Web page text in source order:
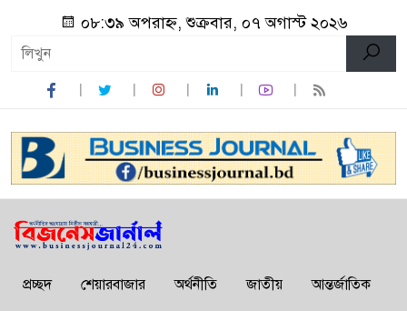
০৮:৩৯ অপরাহ্ন, শুক্রবার, ০৭ অগাস্ট ২০২৬
প্রচ্ছদ শেয়ারবাজার অর্থনীতি জাতীয় আন্তর্জাতিক